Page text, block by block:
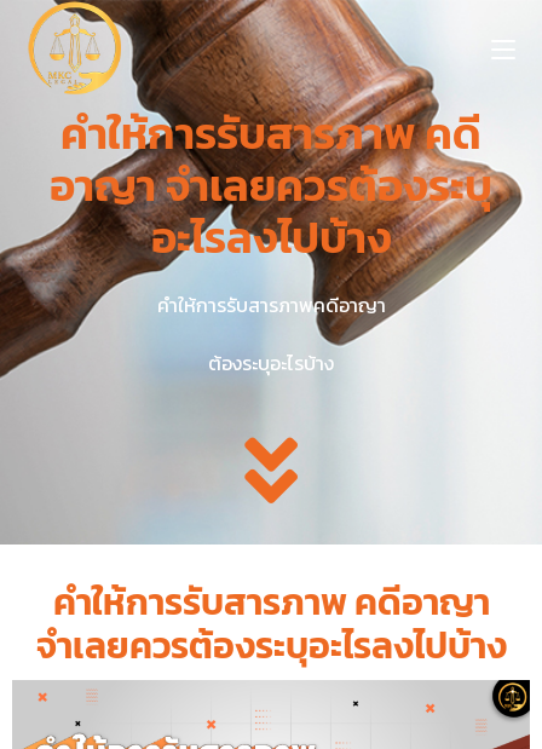
คําให้การรับสารภาพ คดี
อาญา จำเลยควรต้องระบุ
อะไรลงไปบ้าง
คำให้การรับสารภาพคดีอาญา
ต้องระบุอะไรบ้าง
คําให้การรับสารภาพ คดีอาญา
จำเลยควรต้องระบุอะไรลงไปบ้าง